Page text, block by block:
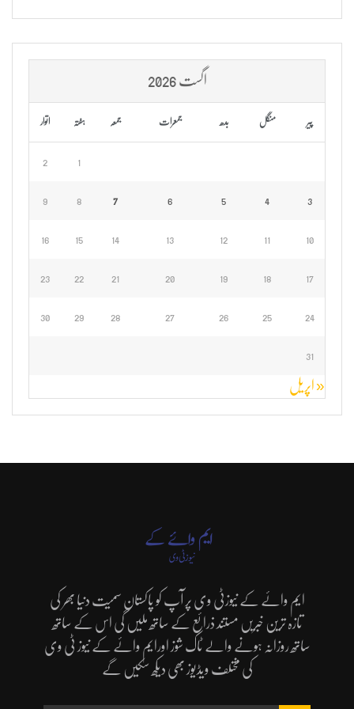
اگست 2026
پیر منگل بدھ جمعرات جمعہ ہفتہ اتوار
1
2
3
4
5
6
7
8
9
10
11
12
13
14
15
16
17
18
19
20
21
22
23
24
25
26
27
28
29
30
31
« اپریل
ایم وائے کے نیوزٹی وی پر آپ کو پاکستان سمیت دنیا بھر کی
تازہ ترین خبریں مستند ذرائع کے ساتھ ملیں گی اس کے ساتھ
ساتھ روزانہ ہونے والے ٹاک شوز اورایم وائے کے نیوز ٹی وی
کی مختلف ویڈیوز بھی دیکھ سکیں گے